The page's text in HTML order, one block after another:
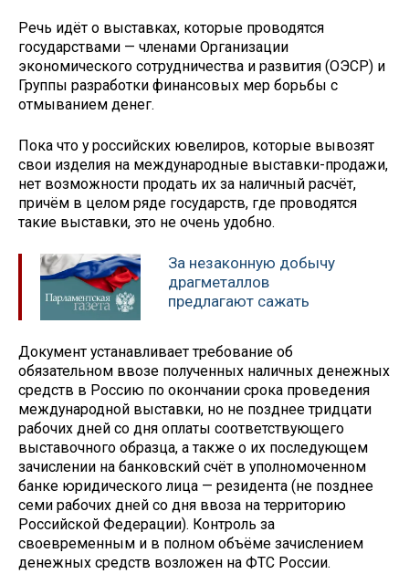
Речь идёт о выставках, которые проводятся
государствами — членами Организации
экономического сотрудничества и развития (ОЭСР) и
Группы разработки финансовых мер борьбы с
отмыванием денег.
Пока что у российских ювелиров, которые вывозят
свои изделия на международные выставки-продажи,
нет возможности продать их за наличный расчёт,
причём в целом ряде государств, где проводятся
такие выставки, это не очень удобно.
За незаконную добычу
драгметаллов
предлагают сажать
Документ устанавливает требование об
обязательном ввозе полученных наличных денежных
средств в Россию по окончании срока проведения
международной выставки, но не позднее тридцати
рабочих дней со дня оплаты соответствующего
выставочного образца, а также о их последующем
зачислении на банковский счёт в уполномоченном
банке юридического лица — резидента (не позднее
семи рабочих дней со дня ввоза на территорию
Российской Федерации). Контроль за
своевременным и в полном объёме зачислением
денежных средств возложен на ФТС России.